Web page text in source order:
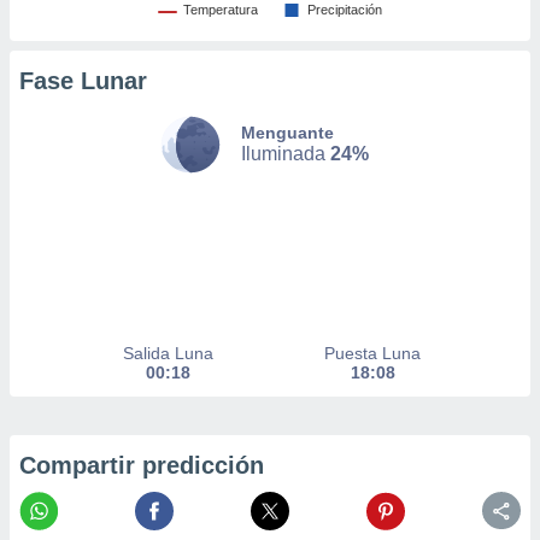
su
u
datos
Temperatura Precipitación
Fase Lunar
Menguante
Iluminada 24%
Salida Luna
00:18
Puesta Luna
18:08
Compartir predicción